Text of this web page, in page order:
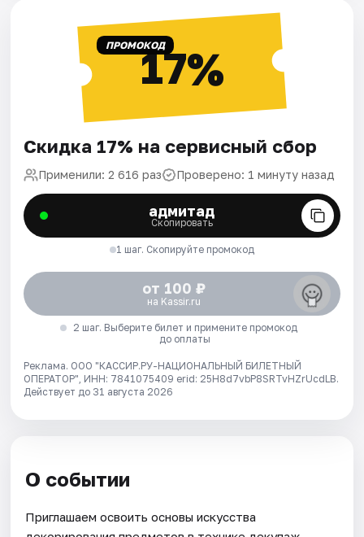
ПРОМОКОД17%
Скидка 17% на сервисный сбор
Применили: 2 616 раз Проверено: 1 минуту назад
адмитад
Скопировать
1 шаг. Скопируйте промокод
от 100 ₽
на Kassir.ru
2 шаг. Выберите билет и примените промокод
до оплаты
Реклама. ООО "КАССИР.РУ-НАЦИОНАЛЬНЫЙ БИЛЕТНЫЙ
ОПЕРАТОР", ИНН: 7841075409 erid: 25H8d7vbP8SRTvHZrUcdLB.
Действует до 31 августа 2026
О событии
Приглашаем освоить основы искусства